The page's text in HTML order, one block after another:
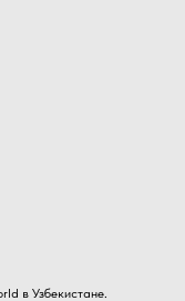
в Узбекистане.